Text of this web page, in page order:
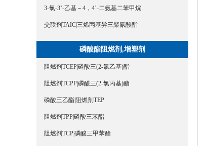
3-氯-3’-乙基－4，4’-二氨基二苯甲烷
交联剂TAIC|三烯丙基异三聚氰酸酯
磷酸酯阻燃剂,增塑剂
阻燃剂TCEP|磷酸三(2-氯乙基)酯
阻燃剂TCPP|磷酸三(2-氯丙基)酯
磷酸三乙酯|阻燃剂TEP
阻燃剂TPP|磷酸三苯酯
阻燃剂TCP|磷酸三甲苯酯